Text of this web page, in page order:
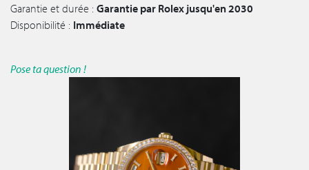
Garantie et durée : Garantie par Rolex jusqu'en 2030
Disponibilité : Immédiate
Pose ta question !